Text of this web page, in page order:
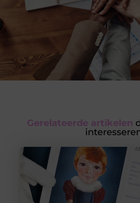
Gerelateerde artikelen